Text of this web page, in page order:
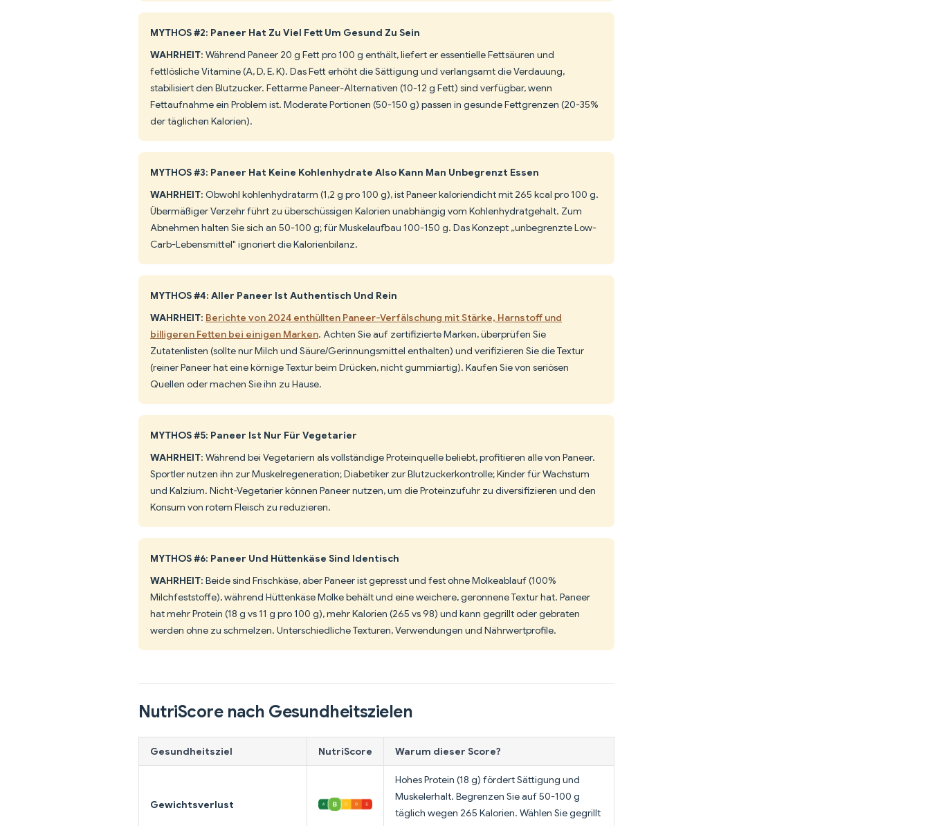
MYTHOS #2: Paneer Hat Zu Viel Fett Um Gesund Zu Sein
WAHRHEIT: Während Paneer 20 g Fett pro 100 g enthält, liefert er essentielle Fettsäuren und
fettlösliche Vitamine (A, D, E, K). Das Fett erhöht die Sättigung und verlangsamt die Verdauung,
stabilisiert den Blutzucker. Fettarme Paneer-Alternativen (10-12 g Fett) sind verfügbar, wenn
Fettaufnahme ein Problem ist. Moderate Portionen (50-150 g) passen in gesunde Fettgrenzen (20-35%
der täglichen Kalorien).
MYTHOS #3: Paneer Hat Keine Kohlenhydrate Also Kann Man Unbegrenzt Essen
WAHRHEIT: Obwohl kohlenhydratarm (1,2 g pro 100 g), ist Paneer kaloriendicht mit 265 kcal pro 100 g.
Übermäßiger Verzehr führt zu überschüssigen Kalorien unabhängig vom Kohlenhydratgehalt. Zum
Abnehmen halten Sie sich an 50-100 g; für Muskelaufbau 100-150 g. Das Konzept „unbegrenzte Low-
Carb-Lebensmittel" ignoriert die Kalorienbilanz.
MYTHOS #4: Aller Paneer Ist Authentisch Und Rein
WAHRHEIT: Berichte von 2024 enthüllten Paneer-Verfälschung mit Stärke, Harnstoff und
billigeren Fetten bei einigen Marken. Achten Sie auf zertifizierte Marken, überprüfen Sie
Zutatenlisten (sollte nur Milch und Säure/Gerinnungsmittel enthalten) und verifizieren Sie die Textur
(reiner Paneer hat eine körnige Textur beim Drücken, nicht gummiartig). Kaufen Sie von seriösen
Quellen oder machen Sie ihn zu Hause.
MYTHOS #5: Paneer Ist Nur Für Vegetarier
WAHRHEIT: Während bei Vegetariern als vollständige Proteinquelle beliebt, profitieren alle von Paneer.
Sportler nutzen ihn zur Muskelregeneration; Diabetiker zur Blutzuckerkontrolle; Kinder für Wachstum
und Kalzium. Nicht-Vegetarier können Paneer nutzen, um die Proteinzufuhr zu diversifizieren und den
Konsum von rotem Fleisch zu reduzieren.
MYTHOS #6: Paneer Und Hüttenkäse Sind Identisch
WAHRHEIT: Beide sind Frischkäse, aber Paneer ist gepresst und fest ohne Molkeablauf (100%
Milchfeststoffe), während Hüttenkäse Molke behält und eine weichere, geronnene Textur hat. Paneer
hat mehr Protein (18 g vs 11 g pro 100 g), mehr Kalorien (265 vs 98) und kann gegrillt oder gebraten
werden ohne zu schmelzen. Unterschiedliche Texturen, Verwendungen und Nährwertprofile.
NutriScore nach Gesundheitszielen
Gesundheitsziel NutriScore Warum dieser Score?
Gewichtsverlust
Hohes Protein (18 g) fördert Sättigung und
Muskelerhalt. Begrenzen Sie auf 50-100 g
täglich wegen 265 Kalorien. Wählen Sie gegrillt